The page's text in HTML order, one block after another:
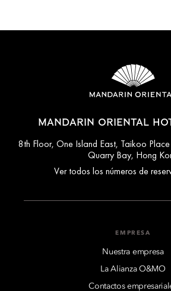
MANDARIN ORIENTAL
8th Floor, One Island East, Taikoo
Quarry Bay, Hong
Ver todos los números de
EMPRESA
Nuestra empresa
La Alianza O&MO
Contactos